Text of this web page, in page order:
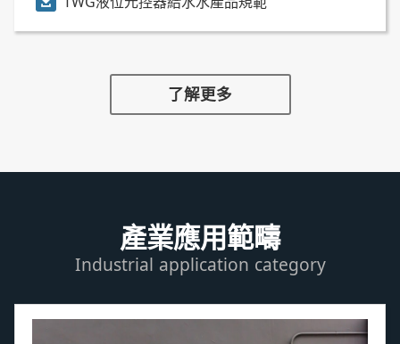
了解更多
產業應用範疇
Industrial application category